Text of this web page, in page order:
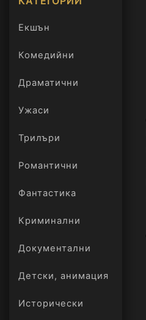
Екшън
Комедийни
Драматични
Ужаси
Трилъри
онлайн
Романтични
Фантастика
Криминални
Документални
Детски, анимация
Исторически